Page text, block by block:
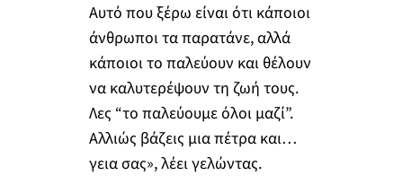
Αυτό που ξέρω είναι ότι κάποιοι
άνθρωποι τα παρατάνε, αλλά
κάποιοι το παλεύουν και θέλουν
να καλυτερέψουν τη ζωή τους.
Λες “το παλεύουμε όλοι μαζί”.
Αλλιώς βάζεις μια πέτρα και…
γεια σας», λέει γελώντας.